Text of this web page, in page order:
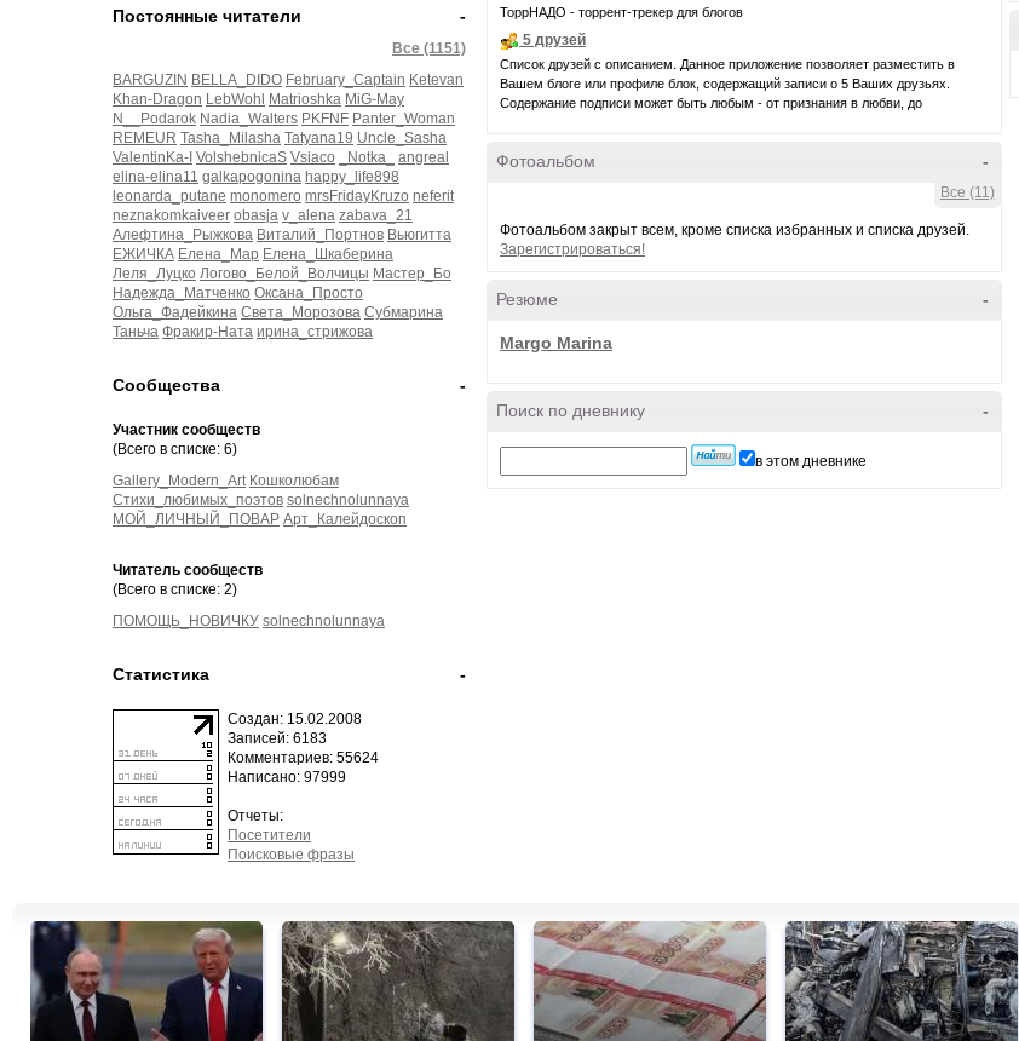
-
Постоянные читатели
Все (1151)
BARGUZIN BELLA_DIDO February_Captain Ketevan
Khan-Dragon LebWohl Matrioshka MiG-May
N__Podarok Nadia_Walters PKFNF Panter_Woman
REMEUR Tasha_Milasha Tatyana19 Uncle_Sasha
ValentinKa-I VolshebnicaS Vsiaco _Notka_
angreal
elina-elina11 galkapogonina happy_life898
leonarda_putane monomero mrsFridayKruzo neferit
neznakomkaiveer obasja v_alena zabava_21
Алефтина_Рыжкова Виталий_Портнов Вьюгитта
ЕЖИЧКА Елена_Мар Елена_Шкаберина
Леля_Луцко Логово_Белой_Волчицы Мастер_Бо
Надежда_Матченко Оксана_Просто
Ольга_Фадейкина Света_Морозова Субмарина
Таньча Фракир-Ната ирина_стрижова
-
Сообщества
Участник сообществ
(Всего в списке: 6)
Gallery_Modern_Art Кошколюбам
Стихи_любимых_поэтов solnechnolunnaya
МОЙ_ЛИЧНЫЙ_ПОВАР Арт_Калейдоскоп
Читатель сообществ
(Всего в списке: 2)
ПОМОЩЬ_НОВИЧКУ solnechnolunnaya
-
Статистика
Создан: 15.02.2008
Записей: 6183
Комментариев: 55624
Написано: 97999
Отчеты:
Посетители
Поисковые фразы
ТоррНАДО - торрент-трекер для блогов
5 друзей
Список друзей с описанием. Данное приложение позволяет разместить в
Вашем блоге или профиле блок, содержащий записи о 5 Ваших друзьях.
Содержание подписи может быть любым - от признания в любви, до
-
Фотоальбом
Все (11)
Фотоальбом закрыт всем, кроме списка избранных и списка друзей.
Зарегистрироваться!
-
Резюме
Margo Marina
-
Поиск по дневнику
в этом дневнике